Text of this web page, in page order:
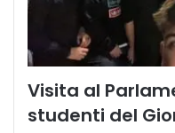
Visita al
studenti del